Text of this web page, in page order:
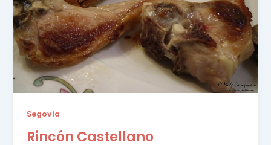
Segovia
Rincón Castellano